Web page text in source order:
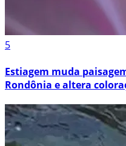
5
Estiagem muda
Rondônia e altera